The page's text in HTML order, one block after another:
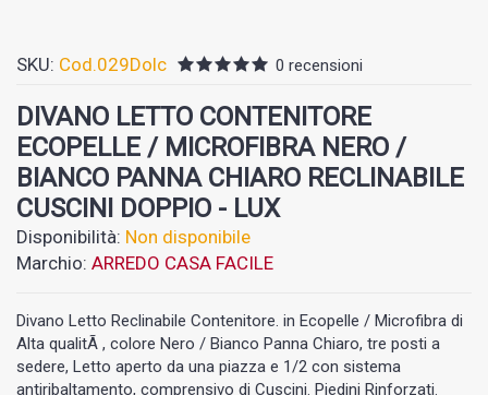
SKU: Cod.029Dolc 0 recensioni
DIVANO LETTO CONTENITORE
ECOPELLE / MICROFIBRA NERO /
BIANCO PANNA CHIARO RECLINABILE
CUSCINI DOPPIO - LUX
Disponibilità: Non disponibile
Marchio: ARREDO CASA FACILE
Divano Letto Reclinabile Contenitore. in Ecopelle / Microfibra di
Alta qualitÃ , colore Nero / Bianco Panna Chiaro, tre posti a
sedere, Letto aperto da una piazza e 1/2 con sistema
antiribaltamento, comprensivo di Cuscini. Piedini Rinforzati.